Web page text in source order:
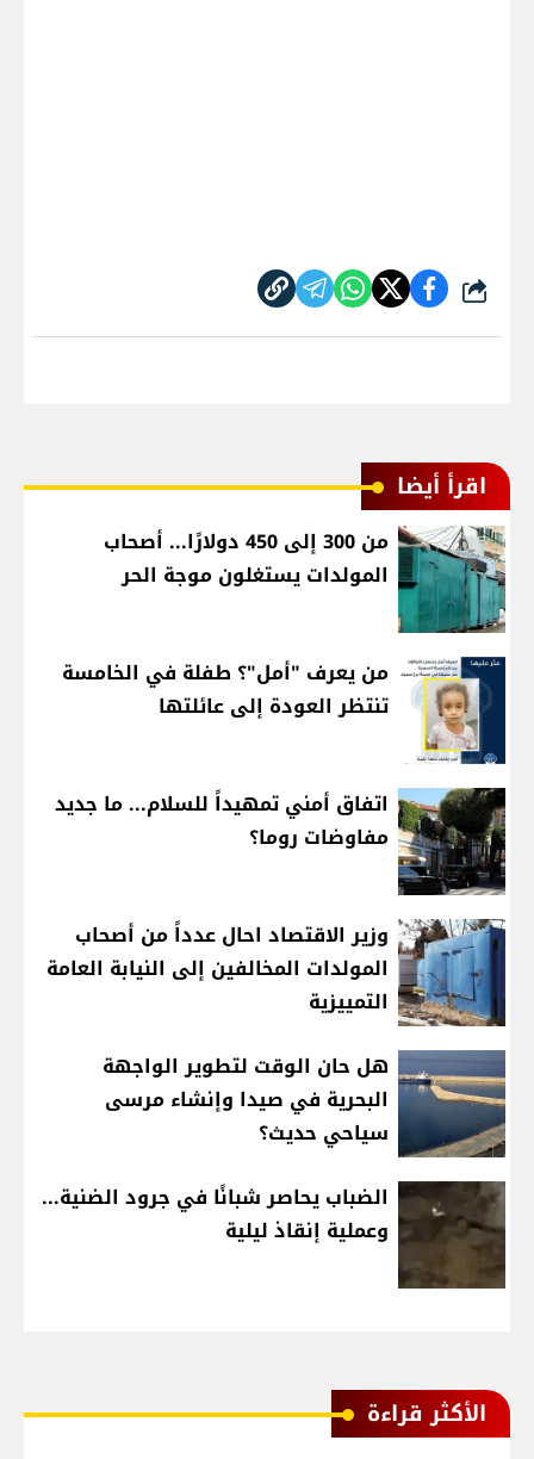
شارك
اقرأ أيضا
من 300 إلى 450 دولارًا... أصحاب
المولدات يستغلون موجة الحر
من يعرف "أمل"؟ طفلة في الخامسة
تنتظر العودة إلى عائلتها
اتفاق أمني تمهيداً للسلام... ما جديد
مفاوضات روما؟
وزير الاقتصاد احال عدداً من أصحاب
المولدات المخالفين إلى النيابة العامة
التمييزية
هل حان الوقت لتطوير الواجهة
البحرية في صيدا وإنشاء مرسى
سياحي حديث؟
الضباب يحاصر شبانًا في جرود الضنية...
وعملية إنقاذ ليلية
الأكثر قراءة